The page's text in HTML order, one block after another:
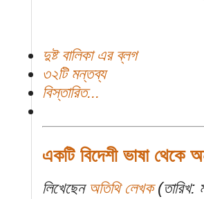
দুষ্ট বালিকা এর ব্লগ
৩২টি মন্তব্য
বিস্তারিত...
একটি বিদেশী ভাষা থেকে
লিখেছেন অতিথি লেখক(তারিখ: